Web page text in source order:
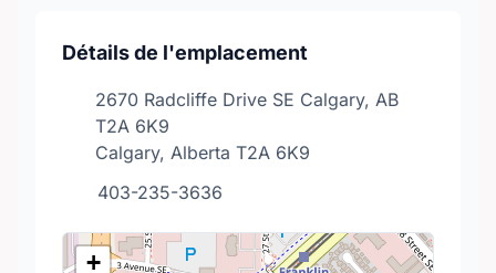
Détails de l'emplacement
2670 Radcliffe Drive SE Calgary, AB
T2A 6K9
Calgary, Alberta T2A 6K9
403-235-3636
+